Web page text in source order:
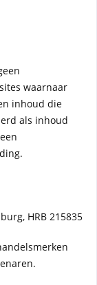
waarnaar
inhoud die
als inhoud
HRB 215835